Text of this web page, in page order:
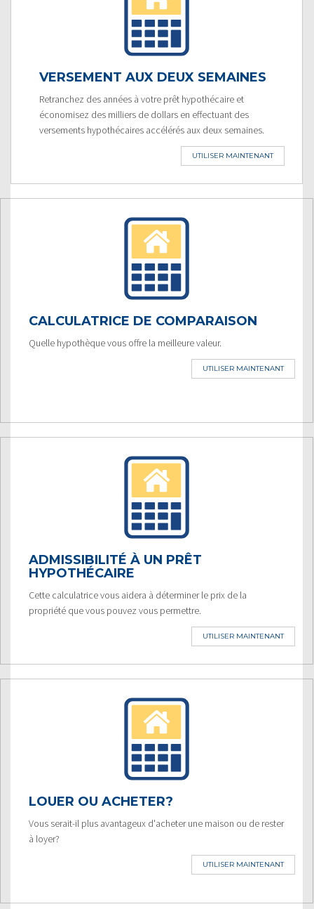
VERSEMENT AUX DEUX SEMAINES
Retranchez des années à votre prêt hypothécaire et
économisez des milliers de dollars en effectuant des
versements hypothécaires accélérés aux deux semaines.
UTILISER MAINTENANT
CALCULATRICE DE COMPARAISON
Quelle hypothèque vous offre la meilleure valeur.
UTILISER MAINTENANT
ADMISSIBILITÉ À UN PRÊT
HYPOTHÉCAIRE
Cette calculatrice vous aidera à déterminer le prix de la
propriété que vous pouvez vous permettre.
UTILISER MAINTENANT
LOUER OU ACHETER?
Vous serait-il plus avantageux d'acheter une maison ou de rester
à loyer?
UTILISER MAINTENANT